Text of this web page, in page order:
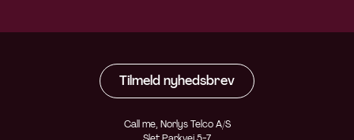
Tilmeld nyhedsbrev
Call me, Norlys Telco A/S